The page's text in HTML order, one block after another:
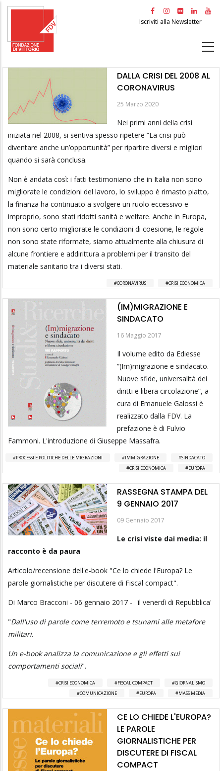
Salta
principale
Iscriviti alla Newsletter
DALLA CRISI DEL 2008 AL
CORONAVIRUS
25 Marzo 2020
Nei primi anni della crisi
iniziata nel 2008, si sentiva spesso ripetere “La crisi può
diventare anche un’opportunità” per ripartire diversi e migliori
quando si sarà conclusa.
Non è andata così: i fatti testimoniano che in Italia non sono
migliorate le condizioni del lavoro, lo sviluppo è rimasto piatto,
la finanza ha continuato a svolgere un ruolo eccessivo e
improprio, sono stati ridotti sanità e welfare. Anche in Europa,
non sono certo migliorate le condizioni di coesione, le regole
non sono state riformate, siamo attualmente alla chiusura di
alcune frontiere e addirittura a problemi per il transito del
materiale sanitario tra i diversi stati.
CORONAVIRUS CRISI ECONOMICA
(IM)MIGRAZIONE E
SINDACATO
16 Maggio 2017
Il volume edito da Ediesse
“(Im)migrazione e sindacato.
Nuove sfide, universalità dei
diritti e libera circolazione”, a
cura di Emanuele Galossi è
realizzato dalla FDV. La
prefazione è di Fulvio
Fammoni. L'introduzione di Giuseppe Massafra.
PROCESSI E POLITICHE DELLE MIGRAZIONI IMMIGRAZIONE
SINDACATO
CRISI ECONOMICA
EUROPA
RASSEGNA STAMPA DEL
9 GENNAIO 2017
09 Gennaio 2017
Le crisi viste dai media: il
racconto è da paura
Articolo/recensione dell'e-book "Ce lo chiede l'Europa? Le
parole giornalistiche per discutere di Fiscal compact".
Di Marco Bracconi - 06 gennaio 2017 - 'il venerdì di Repubblica'
"Dall'uso di parole come terremoto e tsunami alle metafore
militari.
Un e-book analizza la comunicazione e gli effetti sui
comportamenti sociali".
CRISI ECONOMICA FISCAL COMPACT
GIORNALISMO
COMUNICAZIONE
EUROPA MASS MEDIA
CE LO CHIEDE L'EUROPA?
LE PAROLE
GIORNALISTICHE PER
DISCUTERE DI FISCAL
COMPACT